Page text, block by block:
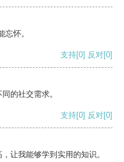
怀。
支持[0] 反对[0]
的社交需求。
支持[0] 反对[0]
让我能够学到实用的知识。